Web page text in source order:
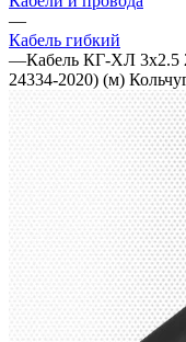
—
Кабель гибкий
—Кабель КГ-ХЛ 3х2.5
24334-2020) (м)